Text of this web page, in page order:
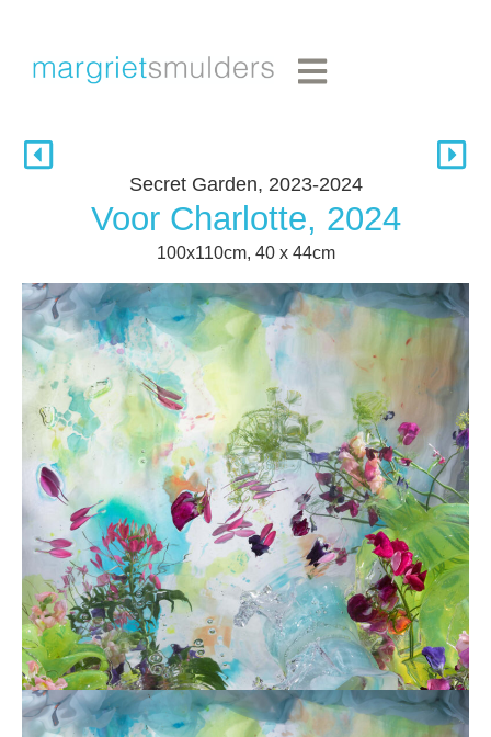
Secret Garden, 2023-2024
Voor Charlotte, 2024
100x110cm, 40 x 44cm